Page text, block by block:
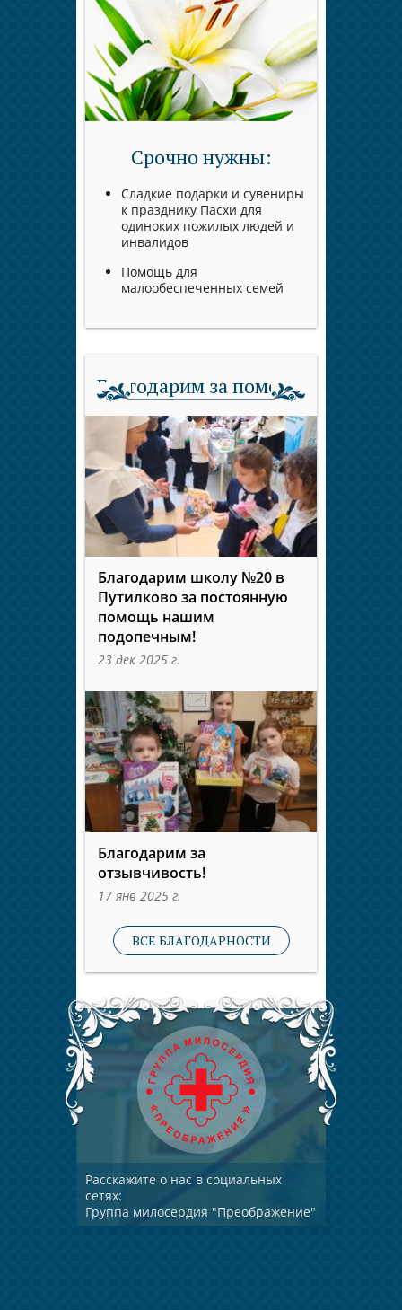
Срочно нужны:
Сладкие подарки и сувениры
к празднику Пасхи для
одиноких пожилых людей и
инвалидов
Помощь для
малообеспеченных семей
Благодарим за помощь
Благодарим школу №20 в
Путилково за постоянную
помощь нашим
подопечным!
23 дек 2025 г.
Благодарим за
отзывчивость!
17 янв 2025 г.
ВСЕ БЛАГОДАРНОСТИ
Расскажите о нас в социальных
сетях:
Группа милосердия "Преображение"